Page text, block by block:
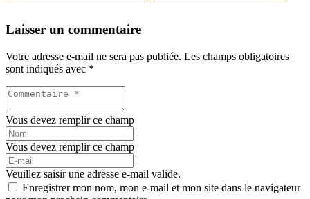
Laisser un commentaire
Votre adresse e-mail ne sera pas publiée. Les champs obligatoires
sont indiqués avec *
Vous devez remplir ce champ
Vous devez remplir ce champ
Veuillez saisir une adresse e-mail valide.
Enregistrer mon nom, mon e-mail et mon site dans le navigateur